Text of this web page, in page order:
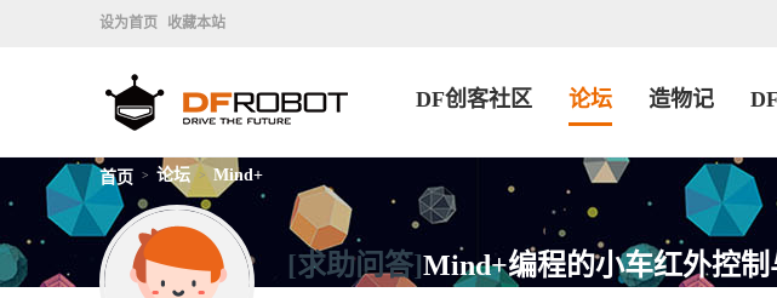
设为首页 收藏本站
DF创客社区 论坛 造物记
首页 > 论坛 > Mind+
[求助问答]Mind+编程的小车红外控